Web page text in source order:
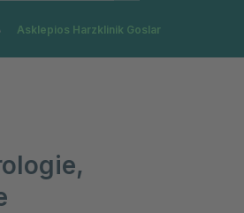
Zur Startseite
Asklepios Harzklinik Goslar